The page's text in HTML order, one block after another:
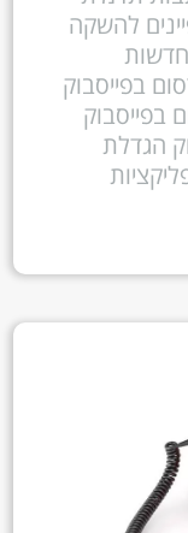
להשקה
בפייסבוק
בפייסבוק
הגדלת